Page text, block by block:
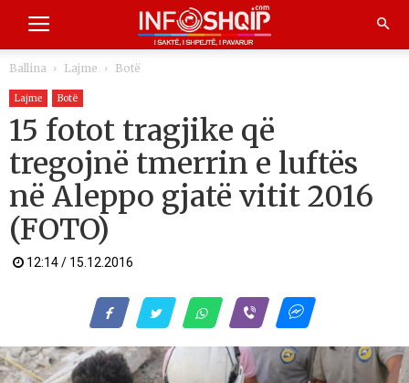
Ballina Lajme Botë
Lajme Botë
15 fotot tragjike që
tregojnë tmerrin e luftës
në Aleppo gjatë vitit 2016
(FOTO)
12:14 / 15.12.2016